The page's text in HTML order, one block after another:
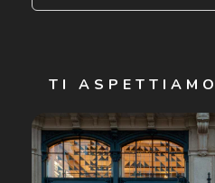
Cliccando su "Iscriviti",
acconsento all'utilizzo dei miei
Luxottica Group S.p.A. per
ed altre comunicazioni di
Informativa sulla privacyper
TI